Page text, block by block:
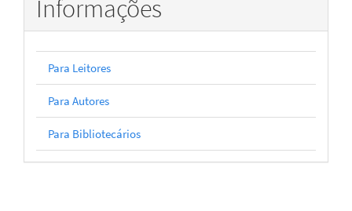
Informações
Para Leitores
Para Autores
Para Bibliotecários